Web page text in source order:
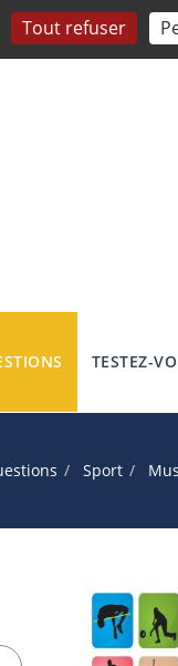
TESTEZ-
Sport
Tout refuser